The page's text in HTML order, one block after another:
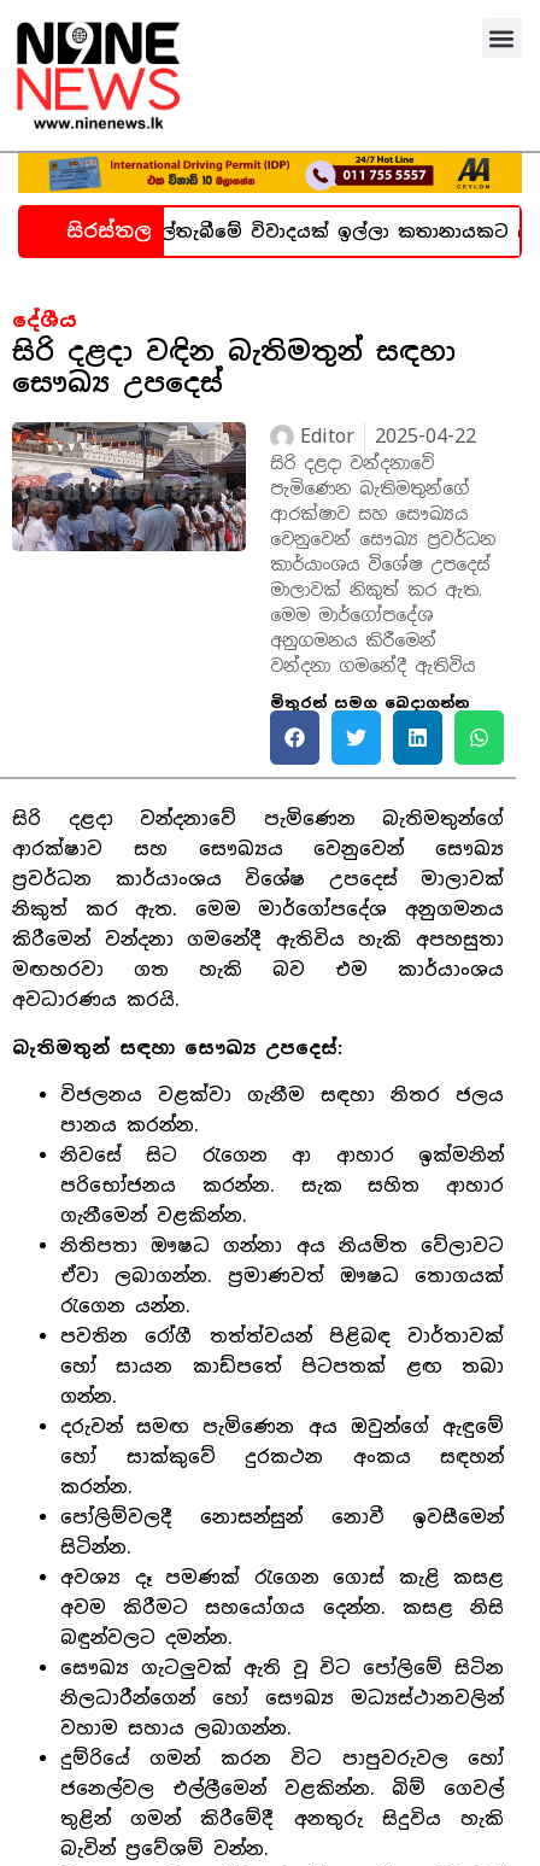
සිරස්තල
කල්තැබීමේ විවාදයක් ඉල්ලා කතානායකට ලිපියක්
දේශීය
සිරි දළදා වඳින බැතිමතුන් සඳහා
සෞඛ්‍ය උපදෙස්
Editor 2025-04-22
සිරි දළදා වන්දනාවේ
පැමිණෙන බැතිමතුන්ගේ
ආරක්ෂාව සහ සෞඛ්‍යය
වෙනුවෙන් සෞඛ්‍ය ප්‍රවර්ධන
කාර්යාංශය විශේෂ උපදෙස්
මාලාවක් නිකුත් කර ඇත.
මෙම මාර්ගෝපදේශ
අනුගමනය කිරීමෙන්
වන්දනා ගමනේදී ඇතිවිය
මිතුරන් සමග බෙදාගන්න
සිරි දළදා වන්දනාවේ පැමිණෙන බැතිමතුන්ගේ
ආරක්ෂාව සහ සෞඛ්‍යය වෙනුවෙන් සෞඛ්‍ය
ප්‍රවර්ධන කාර්යාංශය විශේෂ උපදෙස් මාලාවක්
නිකුත් කර ඇත. මෙම මාර්ගෝපදේශ අනුගමනය
කිරීමෙන් වන්දනා ගමනේදී ඇතිවිය හැකි අපහසුතා
මඟහරවා ගත හැකි බව එම කාර්යාංශය
අවධාරණය කරයි.
බැතිමතුන් සඳහා සෞඛ්‍ය උපදෙස්:
විජලනය වළක්වා ගැනීම සඳහා නිතර ජලය
පානය කරන්න.
නිවසේ සිට රැගෙන ආ ආහාර ඉක්මනින්
පරිභෝජනය කරන්න. සැක සහිත ආහාර
ගැනීමෙන් වළකින්න.
නිතිපතා ඖෂධ ගන්නා අය නියමිත වේලාවට
ඒවා ලබාගන්න. ප්‍රමාණවත් ඖෂධ තොගයක්
රැගෙන යන්න.
පවතින රෝගී තත්ත්වයන් පිළිබඳ වාර්තාවක්
හෝ සායන කාඩ්පතේ පිටපතක් ළඟ තබා
ගන්න.
දරුවන් සමඟ පැමිණෙන අය ඔවුන්ගේ ඇඳුමේ
හෝ සාක්කුවේ දුරකථන අංකය සඳහන්
කරන්න.
පෝලිම්වලදී නොසන්සුන් නොවී ඉවසීමෙන්
සිටින්න.
අවශ්‍ය දෑ පමණක් රැගෙන ගොස් කැළි කසළ
අවම කිරීමට සහයෝගය දෙන්න. කසළ නිසි
බඳුන්වලට දමන්න.
සෞඛ්‍ය ගැටලුවක් ඇති වූ විට පෝලිමේ සිටින
නිලධාරීන්ගෙන් හෝ සෞඛ්‍ය මධ්‍යස්ථානවලින්
වහාම සහාය ලබාගන්න.
දුම්රියේ ගමන් කරන විට පාපුවරුවල හෝ
ජනෙල්වල එල්ලීමෙන් වළකින්න. බිම් ගෙවල්
තුළින් ගමන් කිරීමේදී අනතුරු සිදුවිය හැකි
බැවින් ප්‍රවේශම් වන්න.